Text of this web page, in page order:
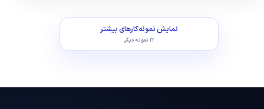
نمایش نمونه‌کارهای بیشتر
۲۲ نمونه دیگر